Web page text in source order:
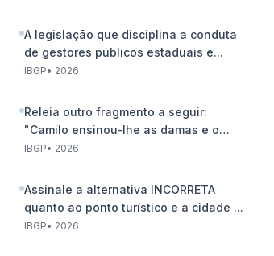
A legislação que disciplina a conduta
de gestores públicos estaduais e...
IBGP• 2026
Releia outro fragmento a seguir:
"Camilo ensinou-lhe as damas e o
xadr...
IBGP• 2026
Assinale a alternativa INCORRETA
quanto ao ponto turístico e a cidade ...
IBGP• 2026